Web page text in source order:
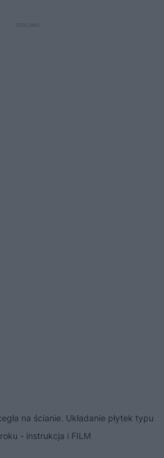
na ścianie. Układanie płytek typu
- instrukcja i FILM